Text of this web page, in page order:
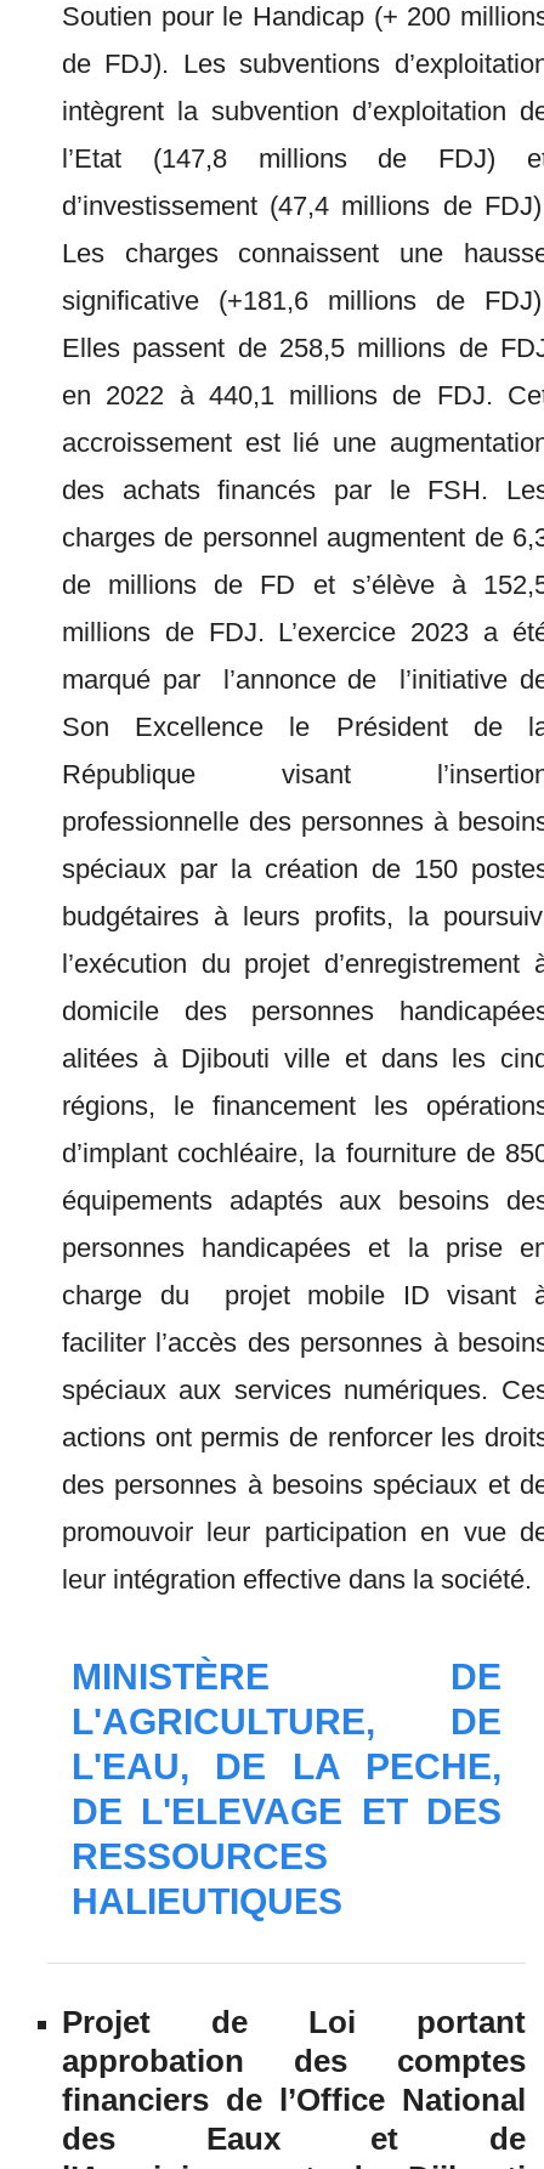
Soutien pour le Handicap (+ 200
de FDJ). Les subventions
intègrent la subvention d’exploitation
l’Etat (147,8 millions de FDJ)
d’investissement (47,4 millions de
Les charges connaissent une
significative (+181,6 millions de
Elles passent de 258,5 millions de
en 2022 à 440,1 millions de FDJ.
accroissement est lié une
des achats financés par le FSH.
charges de personnel augmentent de
de millions de FD et s’élève à
millions de FDJ. L’exercice 2023 a
marqué par l’annonce de l’initiative
Son Excellence le Président de
République visant
professionnelle des personnes à
spéciaux par la création de 150
budgétaires à leurs profits, la
l’exécution du projet d’enregistrement
domicile des personnes
alitées à Djibouti ville et dans les
régions, le financement les
d’implant cochléaire, la fourniture de
équipements adaptés aux besoins
personnes handicapées et la prise
charge du projet mobile ID visant
faciliter l’accès des personnes à
spéciaux aux services numériques.
actions ont permis de renforcer les
des personnes à besoins spéciaux et
promouvoir leur participation en vue
leur intégration effective dans la société.
MINISTÈRE DE
L'AGRICULTURE, DE
L'EAU, DE LA PECHE,
DE L'ELEVAGE ET DES
RESSOURCES
HALIEUTIQUES
Projet de Loi portant
approbation des comptes
financiers de l’Office National
des Eaux et de